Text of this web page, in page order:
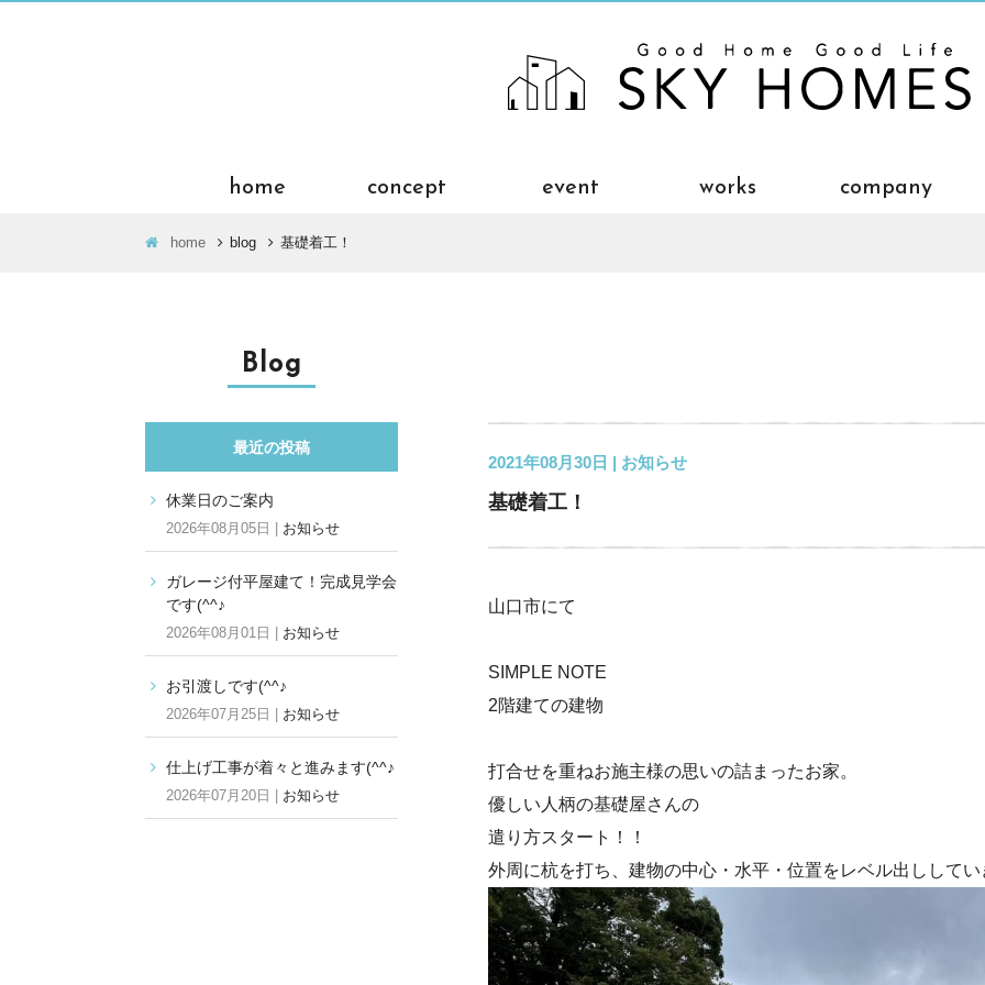
home concept event works company
home blog 基礎着工！
2021年08月30日 | お知らせ
基礎着工！
山口市にて
SIMPLE NOTE
2階建ての建物
打合せを重ねお施主様の思いの詰まったお家。
優しい人柄の基礎屋さんの
遣り方スタート！！
外周に杭を打ち、建物の中心・水平・位置をレベル出ししてい
Blog
最近の投稿
休業日のご案内
2026年08月05日 | お知らせ
ガレージ付平屋建て！完成見学会
です(^^♪
2026年08月01日 | お知らせ
お引渡しです(^^♪
2026年07月25日 | お知らせ
仕上げ工事が着々と進みます(^^♪
2026年07月20日 | お知らせ